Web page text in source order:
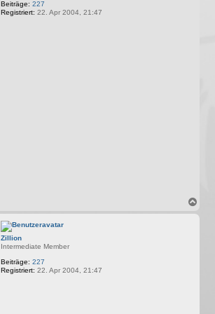
Beiträge: 227
Registriert: 22. Apr 2004, 21:47
Zillion
Intermediate Member
Beiträge: 227
Registriert: 22. Apr 2004, 21:47